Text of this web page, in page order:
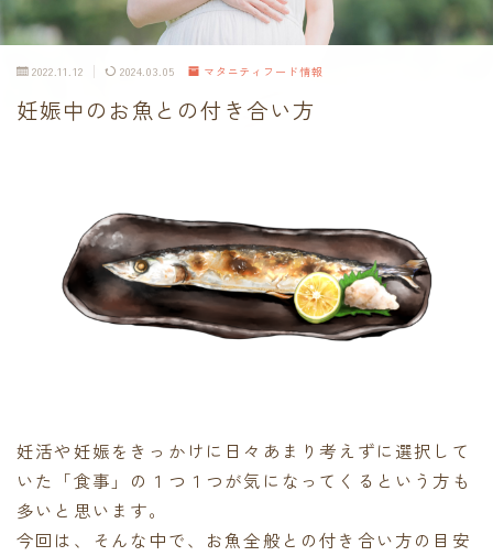
2022.11.12 2024.03.05 マタニティフード情報
妊娠中のお魚との付き合い方
妊活や妊娠をきっかけに日々あまり考えずに選択して
いた「食事」の１つ１つが気になってくるという方も
多いと思います。
今回は、そんな中で、お魚全般との付き合い方の目安